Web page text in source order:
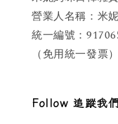
營業人名稱：米
統一編號：
（免用統一發票）
Follow 追蹤我們